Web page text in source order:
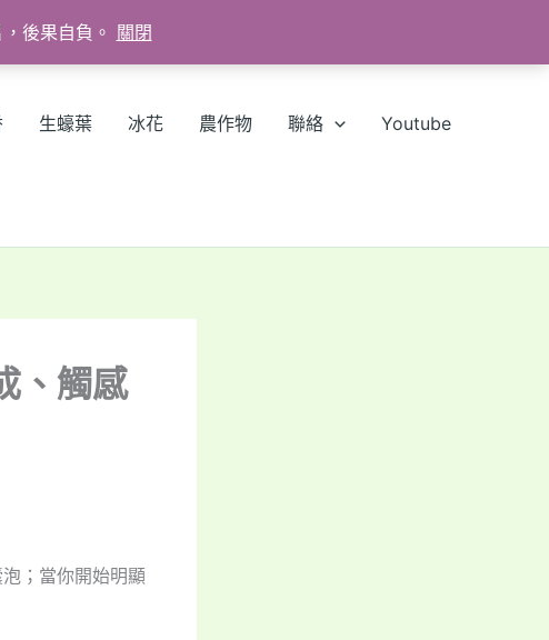
後果自負。 關閉
生蠔葉 冰花 農作物 聯絡 Youtube
、觸感
；當你開始明顯